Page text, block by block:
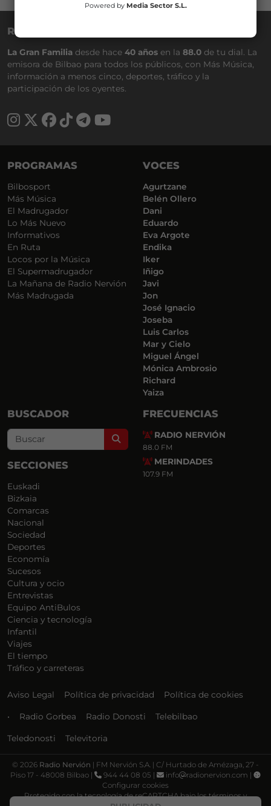
RADIO NERVIÓN
La Gran Familia desde hace 40 años en la 88.0 de tu dial. La
emisora de Bilbao para todos los públicos, con Más Música,
información a menos cinco, deportes, tráfico y la
participación de los oyentes.
PROGRAMAS
Bilbosport
Más Música
El Madrugador
Lo Más Nuevo
Informativos
En Ruta
Locos por la Música
El Supermadrugador
La Mañana de Radio Nervión
Más Madrugada
VOCES
Agurtzane
Belén Ollero
Dani
Eduardo
Eva Argote
Endika
Iker
Iñigo
Javi
Jon
José Ignacio
Joseba
Luis Carlos
Mar y Cielo
Miguel Ángel
Mónica Ambrosio
Richard
Yaiza
BUSCADOR
Search
SECCIONES
Euskadi
Bizkaia
Comarcas
Nacional
Sociedad
Deportes
Economía
Sucesos
Cultura y ocio
Entrevistas
Equipo AntiBulos
Ciencia y tecnología
Infantil
Viajes
El tiempo
Tráfico y carreteras
FRECUENCIAS
RADIO NERVIÓN
88.0 FM
MERINDADES
107.9 FM
Aviso Legal Política de privacidad Política de cookies
• Radio Gorbea Radio Donosti Telebilbao
Teledonosti Televitoria
© 2026 Radio Nervión | FM Nervión S.A. | C/ Hurtado de Amézaga, 27 -
Piso 17 - 48008 Bilbao |
944 44 08 05 | info
radionervion.com |
Configurar cookies
Protegido con la tecnología de reCAPTCHA bajo los términos y
Powered by Media Sector S.L.